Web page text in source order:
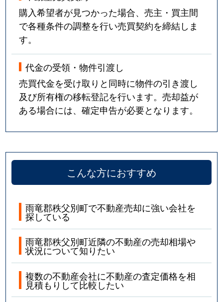
購入希望者が見つかった場合、売主・買主間
で各種条件の調整を行い売買契約を締結しま
す。
代金の受領・物件引渡し
売買代金を受け取りと同時に物件の引き渡し
及び所有権の移転登記を行います。売却益が
ある場合には、確定申告が必要となります。
こんな方におすすめ
雨竜郡秩父別町で不動産売却に強い会社を
探している
雨竜郡秩父別町近隣の不動産の売却相場や
状況について知りたい
複数の不動産会社に不動産の査定価格を相
見積もりして比較したい